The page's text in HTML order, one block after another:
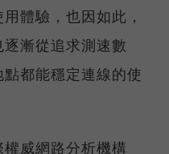
體驗，也因如此，
漸從追求測速數
都能穩定連線的使
威網路分析機構